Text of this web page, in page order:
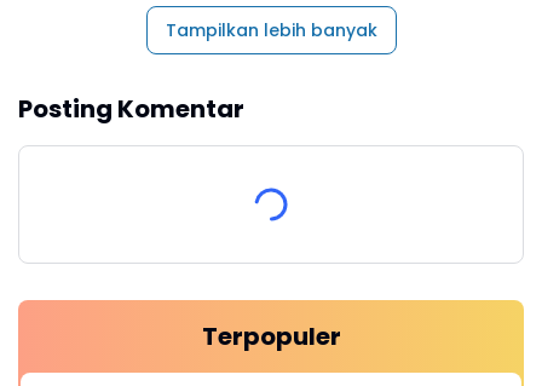
Tampilkan lebih banyak
Posting Komentar
Terpopuler